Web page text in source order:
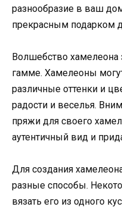
разнообразие в ваш
прекрасным подарком
Волшебство хамелеона
гамме. Хамелеоны
различные оттенки и
радости и веселья.
пряжи для своего
аутентичный вид и
Для создания
разные способы.
вязать его из одного